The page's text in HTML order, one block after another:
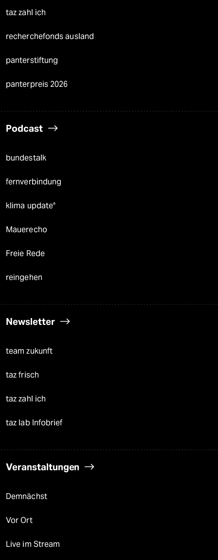
taz zahl ich
recherchefonds ausland
panterstiftung
panterpreis 2026
Podcast
bundestalk
fernverbindung
klima update°
Mauerecho
Freie Rede
reingehen
Newsletter
team zukunft
taz frisch
taz zahl ich
taz lab Infobrief
Veranstaltungen
Demnächst
Vor Ort
Live im Stream